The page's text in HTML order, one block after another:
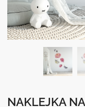
NAKLEJKA